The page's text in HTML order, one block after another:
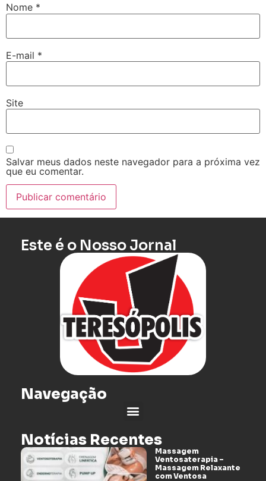
Nome *
E-mail *
Site
Salvar meus dados neste navegador para a próxima vez
que eu comentar.
Este é o Nosso Jornal
Navegação
Notícias Recentes
Massagem
Ventosaterapia –
Massagem Relaxante
com Ventosa